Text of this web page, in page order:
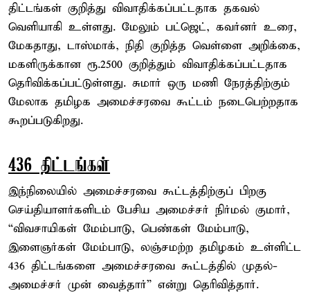
திட்டங்கள் குறித்து விவாதிக்கப்பட்டதாக தகவல்
வெளியாகி உள்ளது. மேலும் பட்ஜெட், கவர்னர் உரை,
மேகதாது, டாஸ்மாக், நிதி குறித்த வெள்ளை அறிக்கை,
மகளிருக்கான ரூ.2500 குறித்தும் விவாதிக்கப்பட்டதாக
தெரிவிக்கப்பட்டுள்ளது. சுமார் ஒரு மணி நேரத்திற்கும்
மேலாக தமிழக அமைச்சரவை கூட்டம் நடைபெற்றதாக
கூறப்படுகிறது.
436 திட்டங்கள்
இந்நிலையில் அமைச்சரவை கூட்டத்திற்குப் பிறகு
செய்தியாளர்களிடம் பேசிய அமைச்சர் நிர்மல் குமார்,
“விவசாயிகள் மேம்பாடு, பெண்கள் மேம்பாடு,
இளைஞர்கள் மேம்பாடு, லஞ்சமற்ற தமிழகம் உள்ளிட்ட
436 திட்டங்களை அமைச்சரவை கூட்டத்தில் முதல்-
அமைச்சர் முன் வைத்தார்” என்று தெரிவித்தார்.